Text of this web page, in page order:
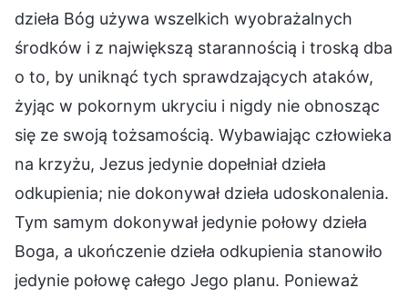
dzieła Bóg używa wszelkich wyobrażalnych
środków i z największą starannością i troską dba
o to, by uniknąć tych sprawdzających ataków,
żyjąc w pokornym ukryciu i nigdy nie obnosząc
się ze swoją tożsamością. Wybawiając człowieka
na krzyżu, Jezus jedynie dopełniał dzieła
odkupienia; nie dokonywał dzieła udoskonalenia.
Tym samym dokonywał jedynie połowy dzieła
Boga, a ukończenie dzieła odkupienia stanowiło
jedynie połowę całego Jego planu. Ponieważ